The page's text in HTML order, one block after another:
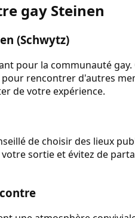
gay Steinen
(Schwytz)
pour la communauté gay.
rencontrer d'autres
de votre expérience.
de choisir des lieux
sortie et évitez de